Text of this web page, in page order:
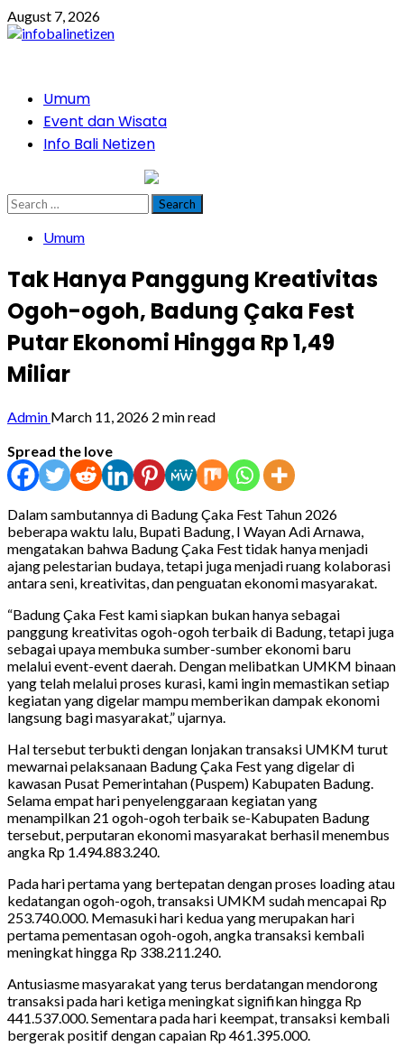
Skip
to
August 7, 2026
PrimaryUmum
Event dan Wisata
Info Bali Netizen
Search
for:
Umum
Tak Hanya Panggung Kreativitas
Ogoh-ogoh, Badung Çaka Fest
Putar Ekonomi Hingga Rp 1,49
Miliar
Admin March 11, 2026 2 min read
Spread the love
Dalam sambutannya di Badung Çaka Fest Tahun 2026
beberapa waktu lalu, Bupati Badung, I Wayan Adi Arnawa,
mengatakan bahwa Badung Çaka Fest tidak hanya menjadi
ajang pelestarian budaya, tetapi juga menjadi ruang kolaborasi
antara seni, kreativitas, dan penguatan ekonomi masyarakat.
“Badung Çaka Fest kami siapkan bukan hanya sebagai
panggung kreativitas ogoh-ogoh terbaik di Badung, tetapi juga
sebagai upaya membuka sumber-sumber ekonomi baru
melalui event-event daerah. Dengan melibatkan UMKM binaan
yang telah melalui proses kurasi, kami ingin memastikan setiap
kegiatan yang digelar mampu memberikan dampak ekonomi
langsung bagi masyarakat,” ujarnya.
Hal tersebut terbukti dengan lonjakan transaksi UMKM turut
mewarnai pelaksanaan Badung Çaka Fest yang digelar di
kawasan Pusat Pemerintahan (Puspem) Kabupaten Badung.
Selama empat hari penyelenggaraan kegiatan yang
menampilkan 21 ogoh-ogoh terbaik se-Kabupaten Badung
tersebut, perputaran ekonomi masyarakat berhasil menembus
angka Rp 1.494.883.240.
Pada hari pertama yang bertepatan dengan proses loading atau
kedatangan ogoh-ogoh, transaksi UMKM sudah mencapai Rp
253.740.000. Memasuki hari kedua yang merupakan hari
pertama pementasan ogoh-ogoh, angka transaksi kembali
meningkat hingga Rp 338.211.240.
Antusiasme masyarakat yang terus berdatangan mendorong
transaksi pada hari ketiga meningkat signifikan hingga Rp
441.537.000. Sementara pada hari keempat, transaksi kembali
bergerak positif dengan capaian Rp 461.395.000.